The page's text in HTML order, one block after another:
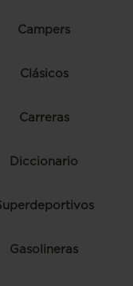
Campers
Clásicos
Carreras
Diccionario
Gasolineras